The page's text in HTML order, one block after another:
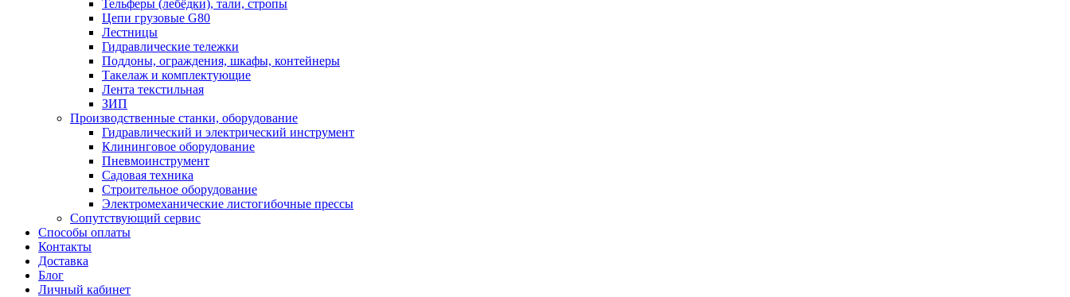
Тельферы (лебёдки), тали, стропы
Цепи грузовые G80
Лестницы
Гидравлические тележки
Поддоны, ограждения, шкафы, контейнеры
Такелаж и комплектующие
Лента текстильная
ЗИП
Производственные станки, оборудование
Гидравлический и электрический инструмент
Клининговое оборудование
Пневмоинструмент
Садовая техника
Строительное оборудование
Электромеханические листогибочные прессы
Сопутствующий сервис
Способы оплаты
Контакты
Доставка
Блог
Личный кабинет